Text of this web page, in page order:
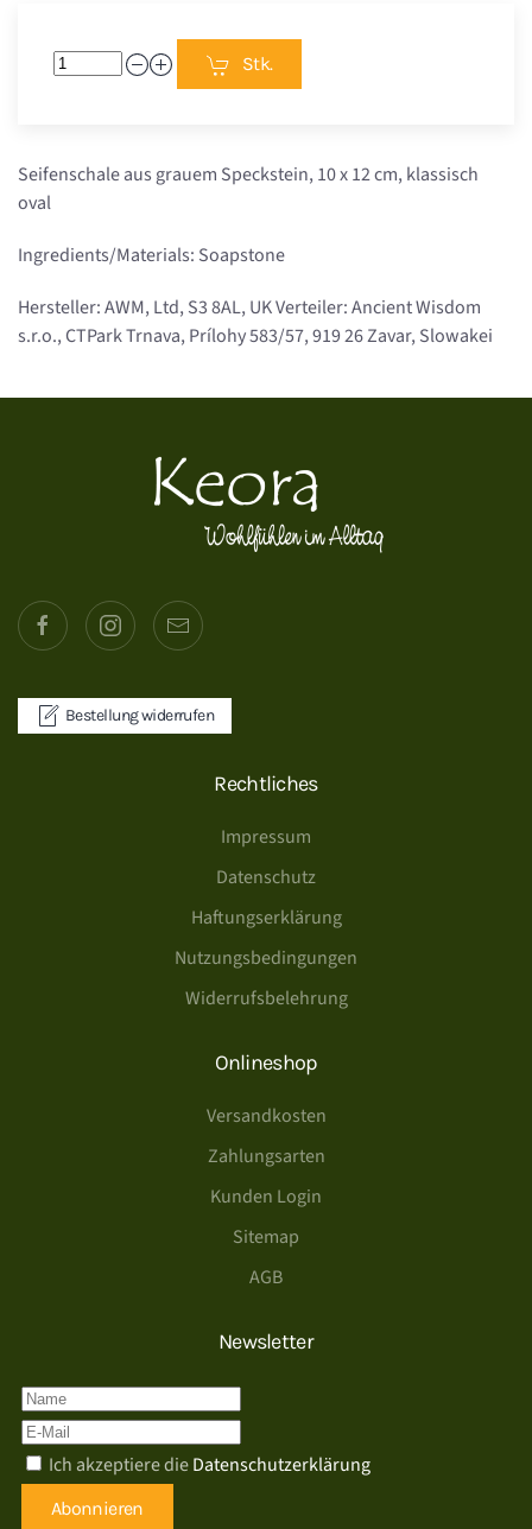
Stk.
Seifenschale aus grauem Speckstein, 10 x 12 cm, klassisch
oval
Ingredients/Materials: Soapstone
Hersteller: AWM, Ltd, S3 8AL, UK Verteiler: Ancient Wisdom
s.r.o., CTPark Trnava, Prílohy 583/57, 919 26 Zavar, Slowakei
Bestellung widerrufen
Rechtliches
Impressum
Datenschutz
Haftungserklärung
Nutzungsbedingungen
Widerrufsbelehrung
Onlineshop
Versandkosten
Zahlungsarten
Kunden Login
Sitemap
AGB
Newsletter
Ich akzeptiere dieDatenschutzerklärung
Abonnieren